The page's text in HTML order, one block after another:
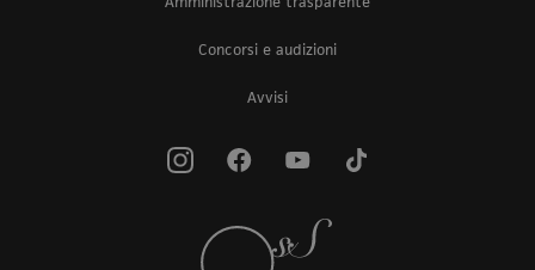
Concorsi e audizioni
Avvisi